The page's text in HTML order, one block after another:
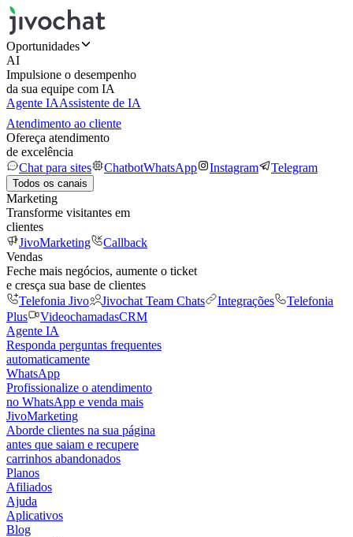
Oportunidades
AI
Impulsione o desempenho
da sua equipe com IA
Agente IAAssistente de IA
Atendimento ao cliente
Ofereça atendimento
de excelência
Chat para sites
ChatbotWhatsApp Instagram Telegram
Todos os canais
Marketing
Transforme visitantes em
clientes
JivoMarketing
Callback
Vendas
Feche mais negócios, aumente o ticket
e cresça sua base de clientes
Telefonia Jivo
Jivochat Team Chats Integrações
Telefonia
Plus
VideochamadasCRM
Agente IA
Responda perguntas frequentes
automaticamente
WhatsApp
Profissionalize o atendimento
no WhatsApp e venda mais
JivoMarketing
Aborde clientes na sua página
antes que saiam e recupere
carrinhos abandonados
Planos
Afiliados
Ajuda
Aplicativos
Blog